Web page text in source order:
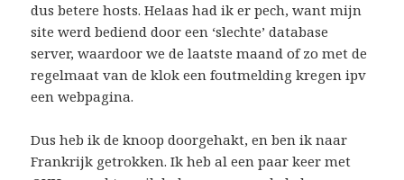
dus betere hosts. Helaas had ik er pech, want mijn
site werd bediend door een ‘slechte’ database
server, waardoor we de laatste maand of zo met de
regelmaat van de klok een foutmelding kregen ipv
een webpagina.
Dus heb ik de knoop doorgehakt, en ben ik naar
Frankrijk getrokken. Ik heb al een paar keer met